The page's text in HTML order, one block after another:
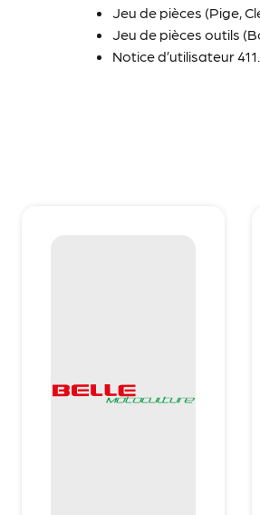
Jeu de pièces (Pige,
Jeu de pièces outils
Notice d’utilisateur